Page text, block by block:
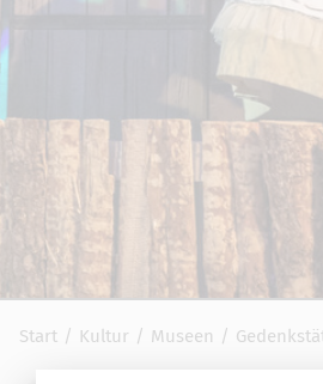
Start Kultur Museen